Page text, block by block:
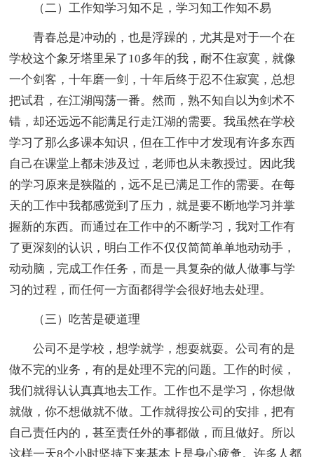
（二）工作知学习知不足，学习知工作知不易
青春总是冲动的，也是浮躁的，尤其是对于一个在
学校这个象牙塔里呆了10多年的我，耐不住寂寞，就像
一个剑客，十年磨一剑，十年后终于忍不住寂寞，总想
把试君，在江湖闯荡一番。然而，熟不知自以为剑术不
错，却还远远不能满足行走江湖的需要。我虽然在学校
学习了那么多课本知识，但在工作中才发现有许多东西
自己在课堂上都未涉及过，老师也从未教授过。因此我
的学习原来是狭隘的，远不足已满足工作的需要。在每
天的工作中我都感觉到了压力，就是要不断地学习并掌
握新的东西。而通过在工作中的不断学习，我对工作有
了更深刻的认识，明白工作不仅仅简简单单地动动手，
动动脑，完成工作任务，而是一具复杂的做人做事与学
习的过程，而任何一方面都得学会很好地去处理。
（三）吃苦是硬道理
公司不是学校，想学就学，想耍就耍。公司有的是
做不完的业务，有的是处理不完的问题。工作的时候，
我们就得认认真真地去工作。工作也不是学习，你想做
就做，你不想做就不做。工作就得按公司的安排，把有
自己责任内的，甚至责任外的事都做，而且做好。所以
这样一天8个小时坚持下来基本上是身心疲惫。许多人都